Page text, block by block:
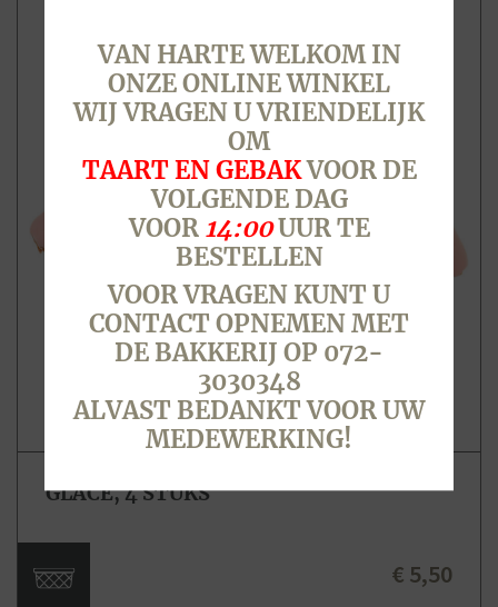
GLACÉ, 4 STUKS
€ 5,50
VAN HARTE WELKOM IN
ONZE ONLINE WINKEL
WIJ VRAGEN U VRIENDELIJK
OM
TAART EN GEBAKVOOR DE
VOLGENDE DAG
VOOR 14:00UUR TE
BESTELLEN
VOOR VRAGEN KUNT U
CONTACT OPNEMEN MET
DE BAKKERIJ OP 072-
3030348
ALVAST BEDANKT VOOR UW
MEDEWERKING!